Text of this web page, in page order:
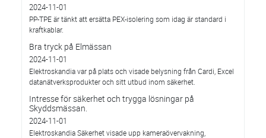
2024-11-01
PP-TPE är tänkt att ersätta PEX-isolering som idag är standard i
kraftkablar.
Bra tryck på Elmässan
2024-11-01
Elektroskandia var på plats och visade belysning från Cardi, Excel
datanätverksprodukter och sitt utbud inom säkerhet.
Intresse för säkerhet och trygga lösningar på
Skyddsmässan.
2024-11-01
Elektroskandia Säkerhet visade upp kameraövervakning,